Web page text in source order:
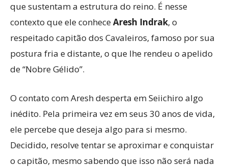
que sustentam a estrutura do reino. É nesse
contexto que ele conheceAresh Indrak, o
respeitado capitão dos Cavaleiros, famoso por sua
postura fria e distante, o que lhe rendeu o apelido
de “Nobre Gélido”.
O contato com Aresh desperta em Seiichiro algo
inédito. Pela primeira vez em seus 30 anos de vida,
ele percebe que deseja algo para si mesmo.
Decidido, resolve tentar se aproximar e conquistar
o capitão, mesmo sabendo que isso não será nada